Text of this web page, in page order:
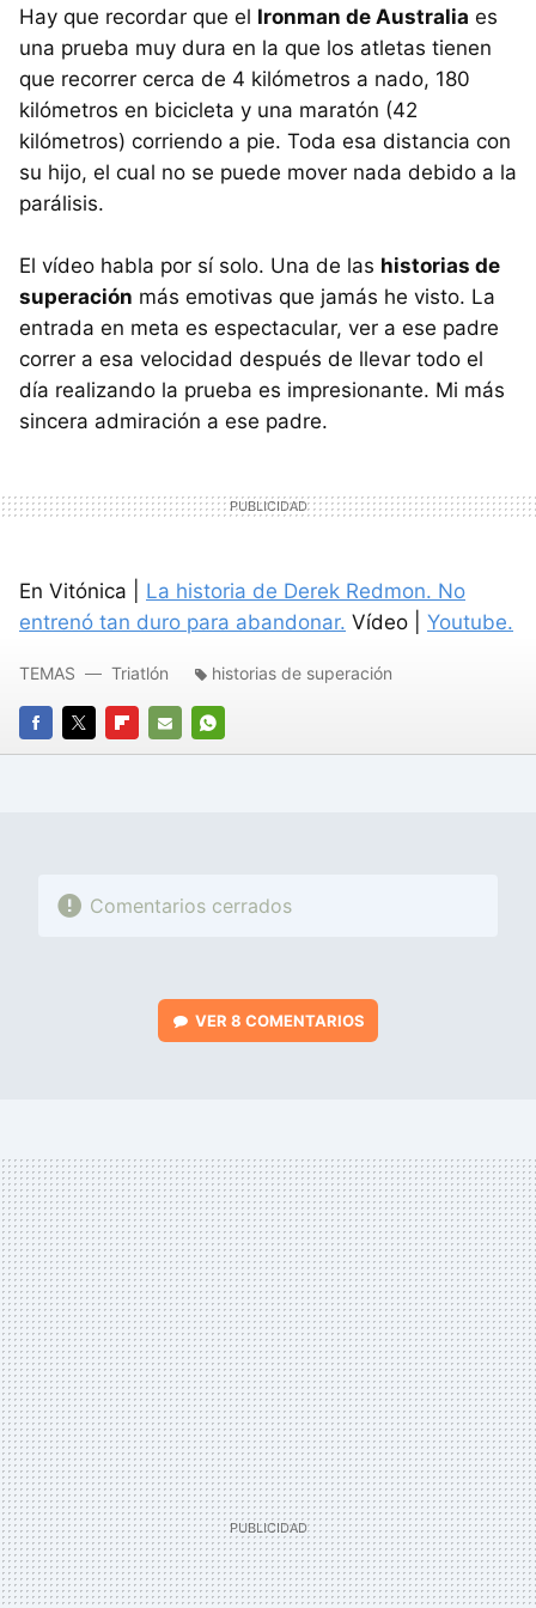
Hay que recordar que el Ironman de Australia es
una prueba muy dura en la que los atletas tienen
que recorrer cerca de 4 kilómetros a nado, 180
kilómetros en bicicleta y una maratón (42
kilómetros) corriendo a pie. Toda esa distancia con
su hijo, el cual no se puede mover nada debido a la
parálisis.
El vídeo habla por sí solo. Una de las historias de
superación más emotivas que jamás he visto. La
entrada en meta es espectacular, ver a ese padre
correr a esa velocidad después de llevar todo el
día realizando la prueba es impresionante. Mi más
sincera admiración a ese padre.
En Vitónica | La historia de Derek Redmon. No
entrenó tan duro para abandonar. Vídeo | Youtube.
FACEBOOK
TWITTERFLIPBOARD
E-
WHATSAPP
TEMAS Triatlón historias de superación
Comentarios cerrados
VER 8 COMENTARIOS